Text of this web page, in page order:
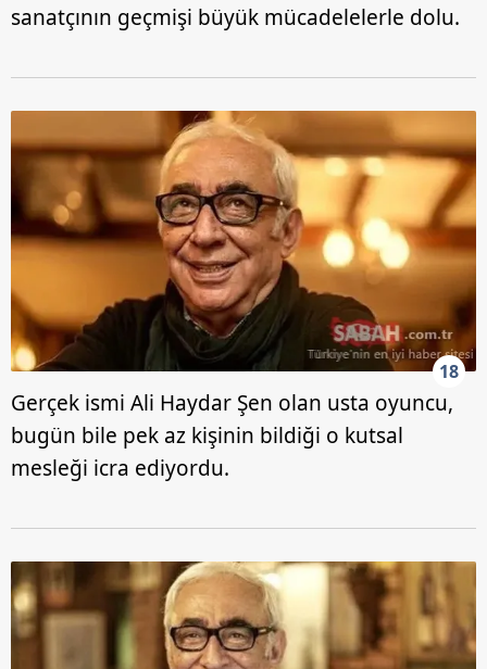
sanatçının geçmişi büyük mücadelelerle dolu.
18
Gerçek ismi Ali Haydar Şen olan usta oyuncu,
bugün bile pek az kişinin bildiği o kutsal
mesleği icra ediyordu.